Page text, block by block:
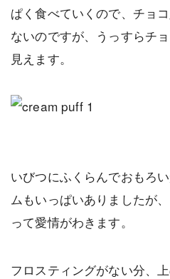
ぱく食べていくので、チョ
ないのですが、うっすらチ
見えます。
いびつにふくらんでおもろ
ムもいっぱいありましたが
って愛情がわきます。
フロスティングがない分、